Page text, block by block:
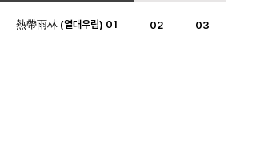
熱帶雨林 (열대우림) 01 02 03